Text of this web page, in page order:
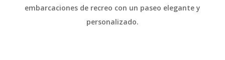
embarcaciones de recreo con un paseo elegante y
personalizado.